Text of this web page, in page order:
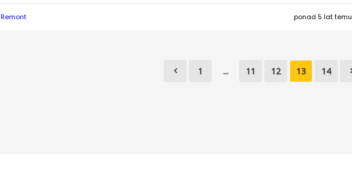
Remont ponad 5 lat temu
1 ... 11 12 13 14